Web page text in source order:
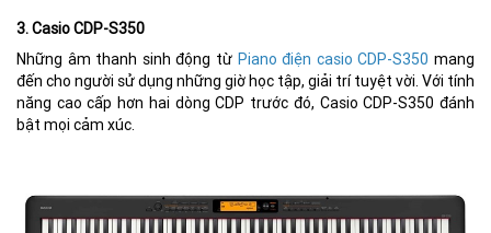
3. Casio CDP-S350
Những âm thanh sinh động từ Piano điện casio CDP-S350 mang
đến cho người sử dụng những giờ học tập, giải trí tuyệt vời. Với tính
năng cao cấp hơn hai dòng CDP trước đó, Casio CDP-S350 đánh
bật mọi cảm xúc.